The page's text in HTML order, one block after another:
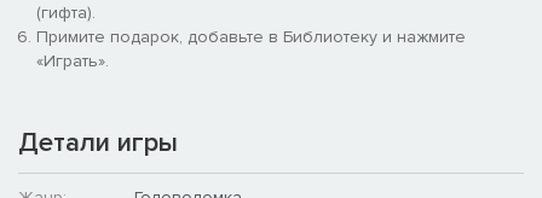
(гифта).
Примите подарок, добавьте в Библиотеку и нажмите
«Играть».
Детали игры